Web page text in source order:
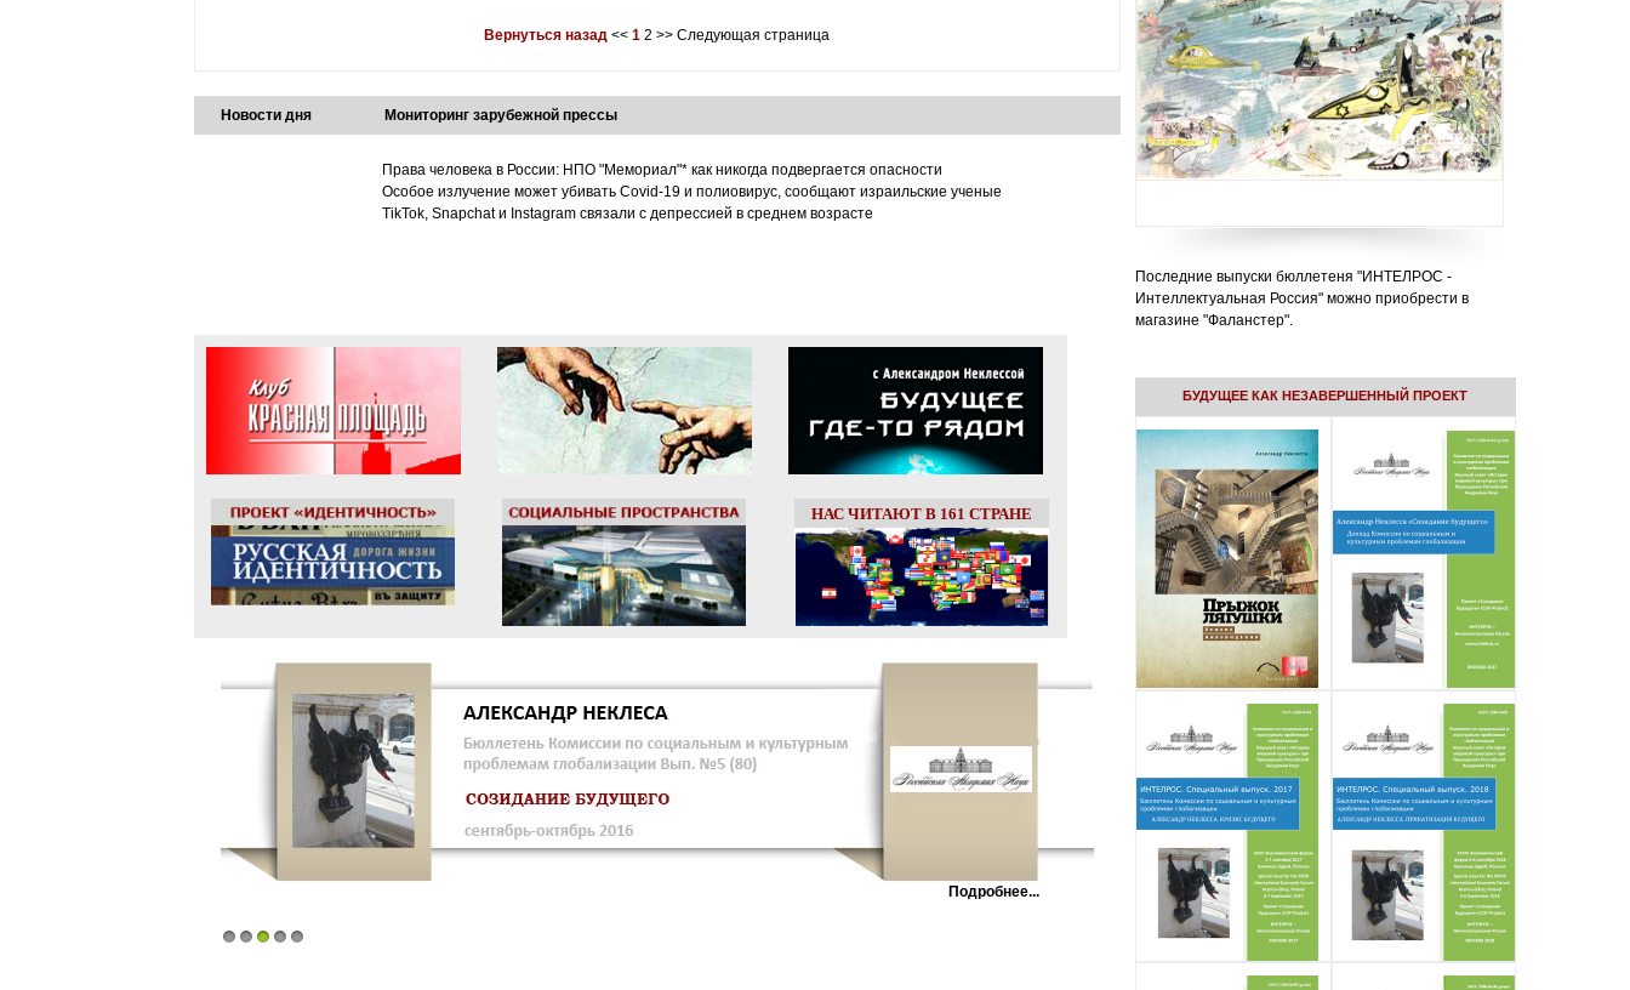
Вернуться назад << 1 2 >> Следующая страница
Новости дня Мониторинг зарубежной прессы
Права человека в России: НПО "Мемориал"* как никогда подвергается опасности
Особое излучение может убивать Covid-19 и полиовирус, сообщают израильские ученые
TikTok, Snapchat и Instagram связали с депрессией в среднем возрасте
НАС ЧИТАЮТ В 161 СТРАНЕ
Подробнее...
Последние выпуски бюллетеня "ИНТЕЛРОС -
Интеллектуальная Россия" можно приобрести в
магазине "Фаланстер".
БУДУЩЕЕ КАК НЕЗАВЕРШЕННЫЙ ПРОЕКТ